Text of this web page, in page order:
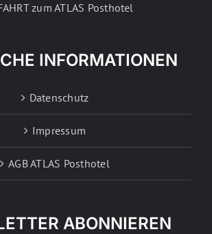
zum ATLAS Posthotel
INFORMATIONEN
Datenschutz
Impressum
AGB ATLAS Posthotel
ABONNIEREN